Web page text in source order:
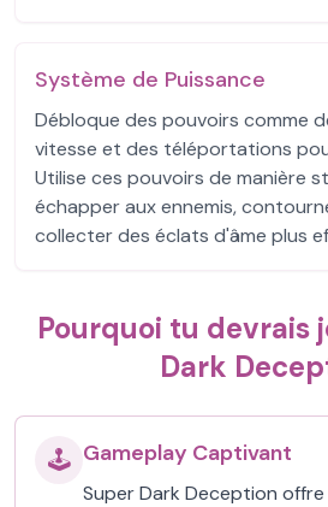
Système de Puissance
Débloque des pouvoirs comme
vitesse et des téléportations
Utilise ces pouvoirs de manière
échapper aux ennemis,
collecter des éclats d'âme plus
Pourquoi tu devrais
Dark
🕹️ Gameplay Captivant
Super Dark Deception